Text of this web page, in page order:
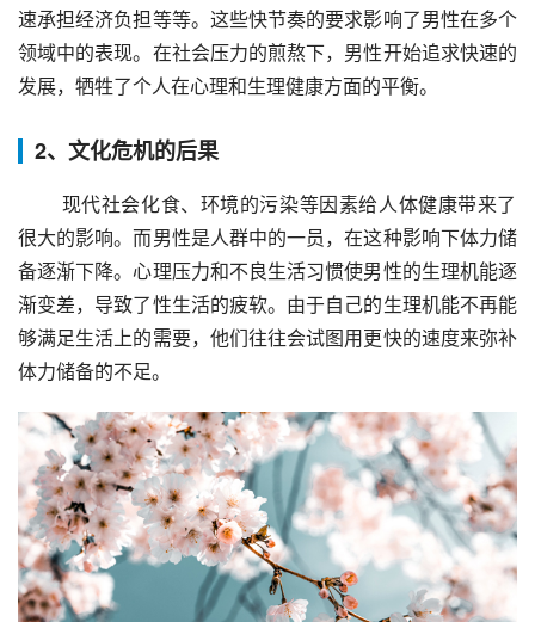
速承担经济负担等等。这些快节奏的要求影响了男性在多个
领域中的表现。在社会压力的煎熬下，男性开始追求快速的
发展，牺牲了个人在心理和生理健康方面的平衡。
2、文化危机的后果
很大的影响。而男性是人群中的一员，在这种影响下体力储
备逐渐下降。心理压力和不良生活习惯使男性的生理机能逐
渐变差，导致了性生活的疲软。由于自己的生理机能不再能
够满足生活上的需要，他们往往会试图用更快的速度来弥补
体力储备的不足。